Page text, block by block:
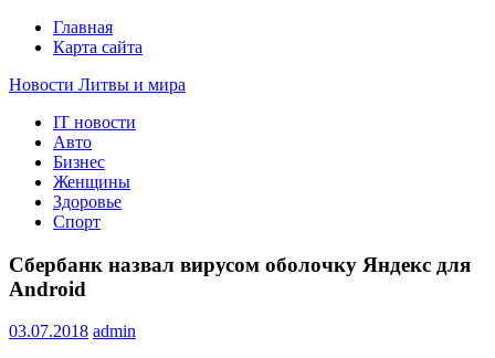
Главная
Карта сайта
Новости Литвы и мира
Свежие события и главные новости часа Литвы и мира на
портале EUROLITVA.RU
IT новости
Авто
Бизнес
Женщины
Здоровье
Спорт
Сбербанк назвал вирусом оболочку Яндекс для
Android
03.07.2018 admin